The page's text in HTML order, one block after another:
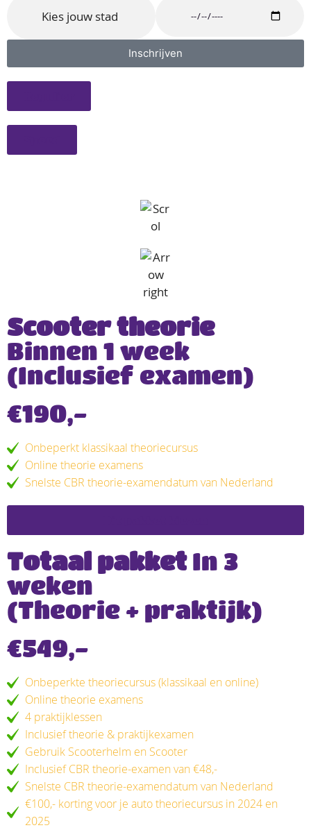
Inschrijven
Scooter theorie
Binnen 1 week
(Inclusief examen)
€190,-
Onbeperkt klassikaal theoriecursus
Online theorie examens
Snelste CBR theorie-examendatum van Nederland
Totaal pakketIn 3
weken
(Theorie + praktijk)
€549,-
Onbeperkte theoriecursus (klassikaal en online)
Online theorie examens
4 praktijklessen
Inclusief theorie & praktijkexamen
Gebruik Scooterhelm en Scooter
Inclusief CBR theorie-examen van €48,-
Snelste CBR theorie-examendatum van Nederland
€100,- korting voor je auto theoriecursus in 2024 en
2025